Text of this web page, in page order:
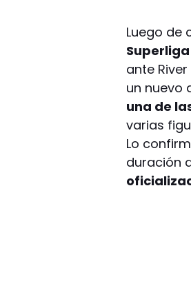
Luego de
ante
un nuevo
una de
varias
Lo
duración